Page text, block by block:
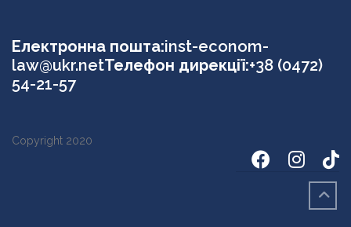
Електронна пошта:inst-econom-
law@ukr.netТелефон дирекції:+38 (0472)
54-21-57
Copyright 2020